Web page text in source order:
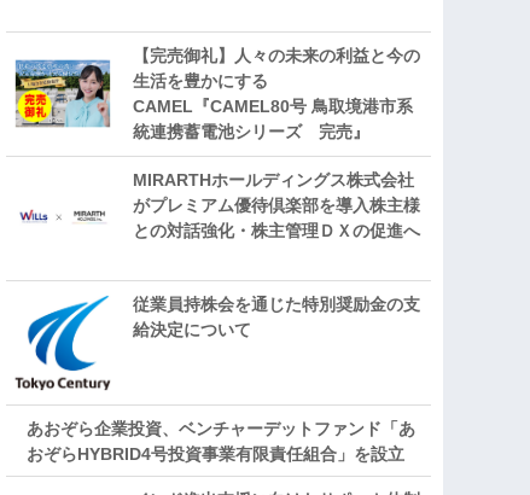
【完売御礼】人々の未来の利益と今の
生活を豊かにする
CAMEL『CAMEL80号 鳥取境港市系
統連携蓄電池シリーズ 完売』
MIRARTHホールディングス株式会社
がプレミアム優待倶楽部を導入株主様
との対話強化・株主管理ＤＸの促進へ
従業員持株会を通じた特別奨励金の支
給決定について
あおぞら企業投資、ベンチャーデットファンド「あ
おぞらHYBRID4号投資事業有限責任組合」を設立